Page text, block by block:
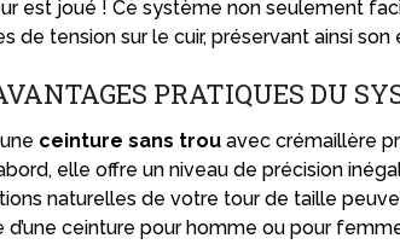
est joué ! Ce système non seulement
de tension sur le cuir, préservant ainsi
PRATIQUES DU
ceinture sans trou avec crémaillère
elle offre un niveau de précision
naturelles de votre tour de taille
d’une ceinture pour homme ou pour